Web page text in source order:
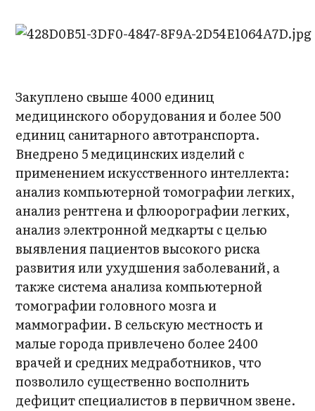
Закуплено свыше 4000 единиц
медицинского оборудования и более 500
единиц санитарного автотранспорта.
Внедрено 5 медицинских изделий с
применением искусственного интеллекта:
анализ компьютерной томографии легких,
анализ рентгена и флюорографии легких,
анализ электронной медкарты с целью
выявления пациентов высокого риска
развития или ухудшения заболеваний, а
также система анализа компьютерной
томографии головного мозга и
маммографии. В сельскую местность и
малые города привлечено более 2400
врачей и средних медработников, что
позволило существенно восполнить
дефицит специалистов в первичном звене.